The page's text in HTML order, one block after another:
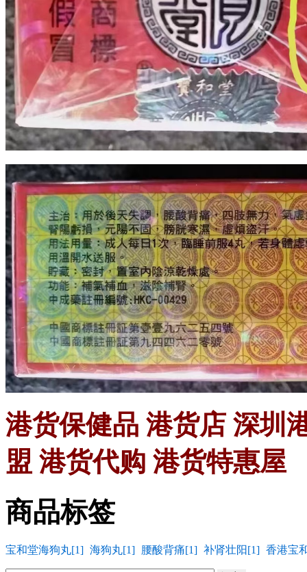
港货保健品 港货店 深圳
盟 港货代购 港货特惠屋
商品标签
宝和堂海狗丸[1] 海狗丸[1] 腰酸背痛[1] 补肾壮阳[1] 香港宝